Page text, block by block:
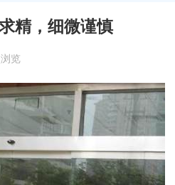
精，细微谨慎
览